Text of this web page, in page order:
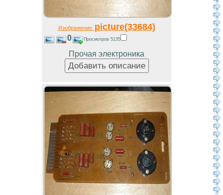
Изображениеpicture(33684)
0 Просмотров 5135
Прочая электроника